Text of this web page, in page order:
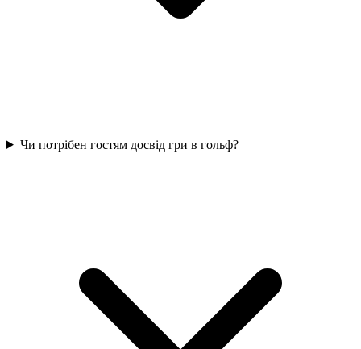
Чи потрібен гостям досвід гри в гольф?